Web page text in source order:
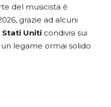
del musicista è
grazie ad alcuni
Uniti condivisi sui
legame ormai solido